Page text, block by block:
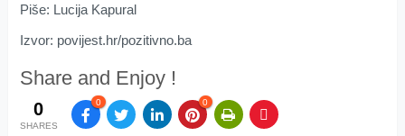
Piše: Lucija Kapural
Izvor: povijest.hr/pozitivno.ba
Share and Enjoy !
0
SHARES
0 0